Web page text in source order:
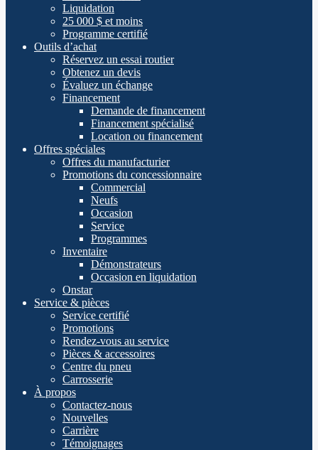
Liquidation
25 000 $ et moins
Programme certifié
Outils d’achat
Réservez un essai routier
Obtenez un devis
Évaluez un échange
Financement
Demande de financement
Financement spécialisé
Location ou financement
Offres spéciales
Offres du manufacturier
Promotions du concessionnaire
Commercial
Neufs
Occasion
Service
Programmes
Inventaire
Démonstrateurs
Occasion en liquidation
Onstar
Service & pièces
Service certifié
Promotions
Rendez-vous au service
Pièces & accessoires
Centre du pneu
Carrosserie
À propos
Contactez-nous
Nouvelles
Carrière
Témoignages